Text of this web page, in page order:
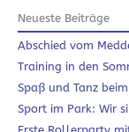
Neueste Beiträge
Abschied vom
Training in den
Spaß und Tanz
Sport im Park: Wir